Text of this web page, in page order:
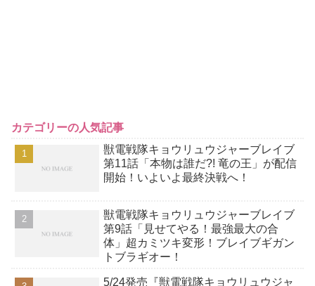
カテゴリーの人気記事
獣電戦隊キョウリュウジャーブレイブ
第11話「本物は誰だ?! 竜の王」が配信
開始！いよいよ最終決戦へ！
獣電戦隊キョウリュウジャーブレイブ
第9話「見せてやる！最強最大の合
体」超カミツキ変形！ブレイブギガン
トブラギオー！
5/24発売『獣電戦隊キョウリュウジャ